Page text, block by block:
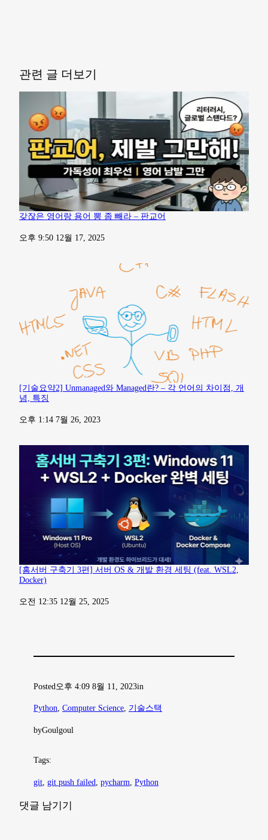
관련 글 더보기
갖잖은 영어랑 용어 뽕 좀 빼라 – 판교어
일자
오후 9:50 12월 17, 2025
[기술요약2] Unmanaged와 Managed란? – 각 언어의 차이점, 개
념, 특징
일자
오후 1:14 7월 26, 2023
[홈서버 구축기 3편] 서버 OS & 개발 환경 세팅 (feat. WSL2,
Docker)
일자
오전 12:35 12월 25, 2025
Posted오후 4:09 8월 11, 2023in
Python, Computer Science, 기술스택
byGoulgoul
Tags:
git git push failed pycharm Python
댓글 남기기